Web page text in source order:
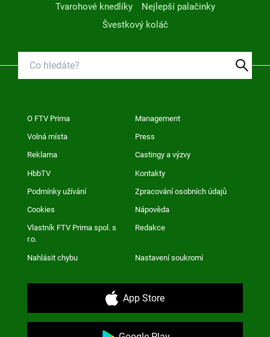
Tvarohové knedlíky
Nejlepší palačinky
Švestkový koláč
O FTV Prima Management
Volná místa Press
Reklama Castingy a výzvy
HbbTV Kontakty
Podmínky užívání Zpracování osobních údajů
Cookies Nápověda
Vlastník FTV Prima spol. s
r.o.
Redakce
Nahlásit chybu Nastavení soukromí
App Store